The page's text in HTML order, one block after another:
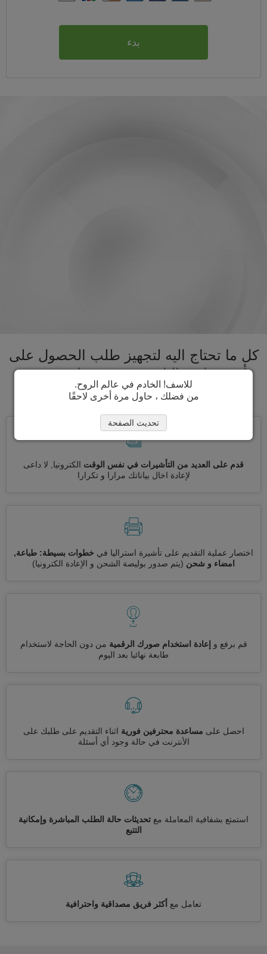
بدء
كل ما تحتاج اليه لتجهيز طلب الحصول على
تأشيرة استراليا تحت سقف واحد. تسريع
عملية الحصول على تأشيرة استراليا
قدم على العديد من التأشيرات في نفس الوقت الكترونيا, لا داعى
لإعادة اخال بياناتك مرارا و تكرارا
اختصار عملية التقديم على تأشيرة استراليا في خطوات بسيطة: طباعة,
امضاء و شحن (يتم صدور بوليصة الشحن و الإعادة الكترونيا)
قم برفع و إعادة استخدام صورك الرقمية من دون الحاجة لاستخدام
طابعة نهائيا بعد اليوم
احصل على مساعدة محترفين فورية اثناء التقديم على طلبك على
الأنترنت في حالة وجود أي أسئلة
استمتع بشفافية المعاملة مع تحديثات حالة الطلب المباشرة وإمكانية
التتبع
تعامل مع أكثر فريق مصداقية واحترافية
للاسف! الخادم في عالم الروح.
من فضلك ، حاول مرة أخرى لاحقًا
تحديث الصفحة